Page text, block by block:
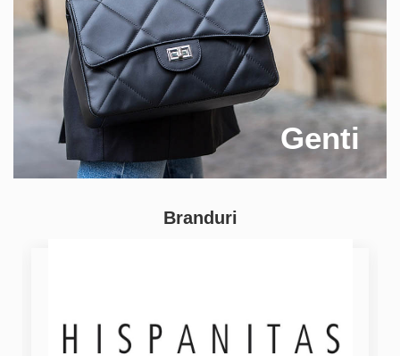
Genti
Branduri